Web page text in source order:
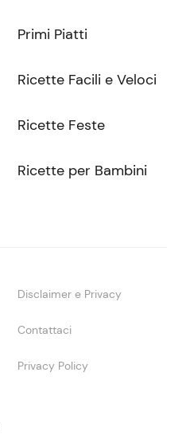
Primi Piatti
Ricette Facili e Veloci
Ricette Feste
Ricette per Bambini
Disclaimer e Privacy
Contattaci
Privacy Policy